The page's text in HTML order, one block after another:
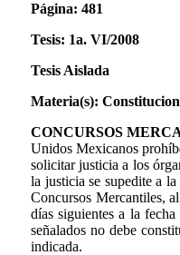
Página: 481
Tesis: 1a. VI/2008
Tesis Aislada
Materia(s):
CONCURSOS
Unidos Mexicanos
solicitar justicia a los
la justicia se supedite a
Concursos Mercantiles,
días siguientes a la
señalados no debe
indicada.